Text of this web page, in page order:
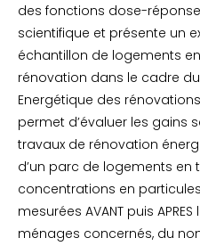
des fonctions dose-
scientifique et présente un
échantillon de logements
rénovation dans le cadre
Energétique des rénovations
permet d’évaluer les gains
travaux de rénovation
d’un parc de logements
concentrations en
mesurées AVANT puis
ménages concernés, du